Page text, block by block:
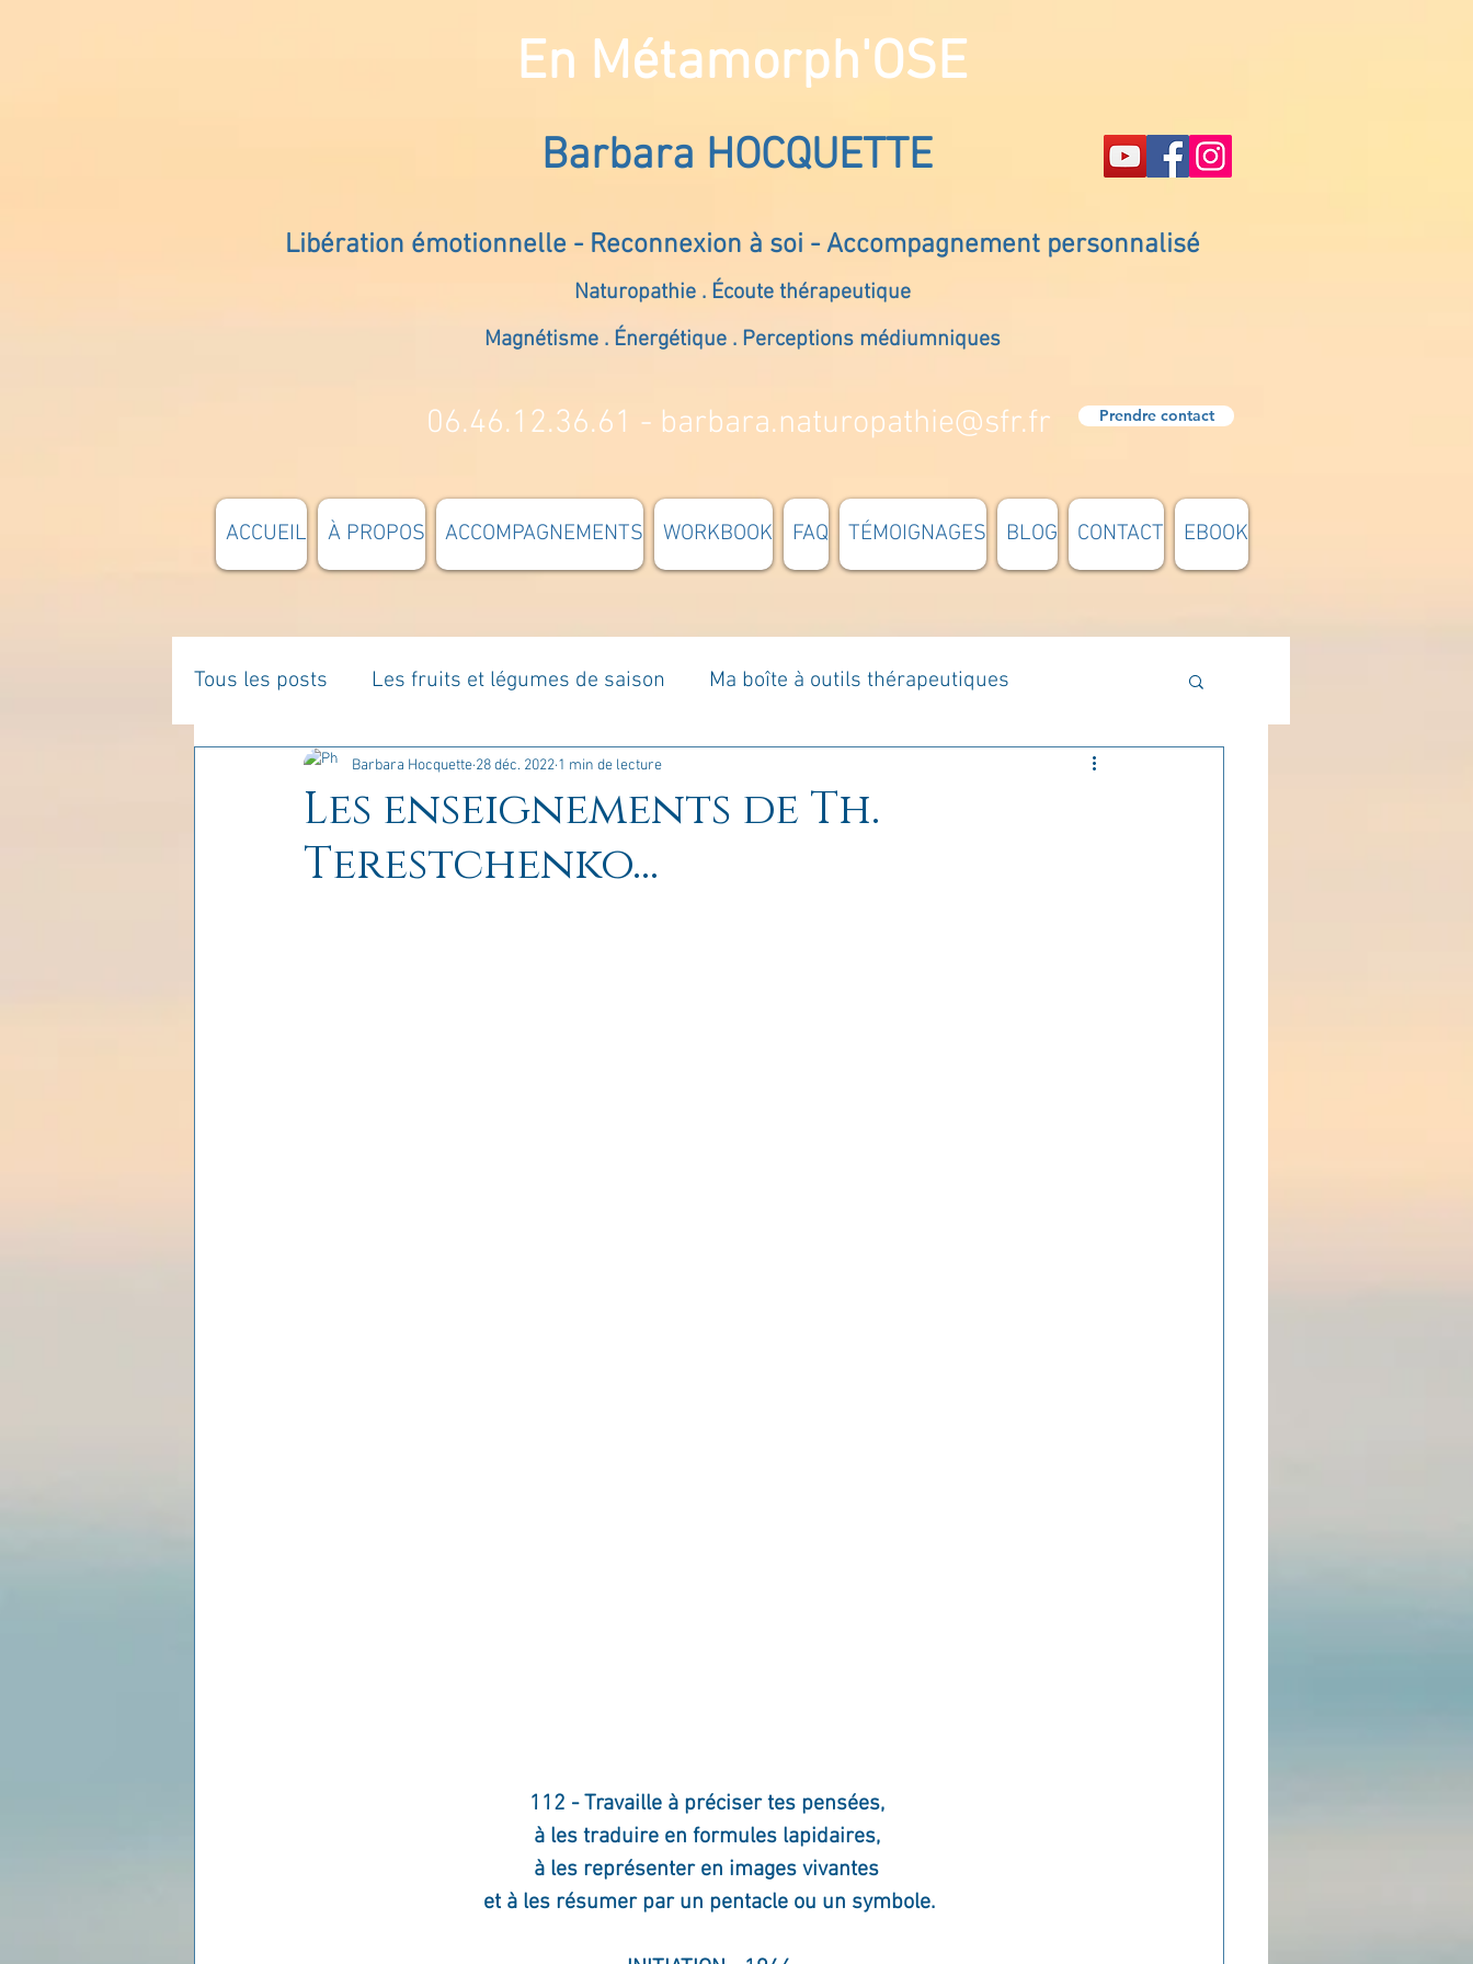
En Métamorph'OSE
Barbara HOCQUETTE
Libération émotionnelle - Reconnexion à soi - Accompagnement personnalisé
Naturopathie . Écoute thérapeutique
Magnétisme . Énergétique . Perceptions médiumniques
06.46.12.36.61 - barbara.naturopathie@sfr.fr Prendre contact
ACCUEIL À PROPOS ACCOMPAGNEMENTS WORKBOOK FAQ TÉMOIGNAGES BLOG CONTACT EBOOK
Tous les posts Les fruits et légumes de saison Ma boîte à outils thérapeutiques
La parentalité De vous à moi... Rome : voyage Méthodologie
Enseignements Pensées du jour Croyances et idées reçues
Les enseignements de Th.
Terestchenko...
Barbara Hocquette 28 déc. 2022 1 min de lecture
112 - Travaille à préciser tes pensées,
à les traduire en formules lapidaires,
à les représenter en images vivantes
et à les résumer par un pentacle ou un symbole.